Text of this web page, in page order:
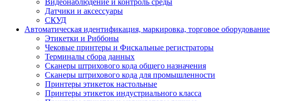
Видеонаблюдение и контроль среды
Датчики и аксессуары
СКУД
Автоматическая идентификация, маркировка, торговое оборудование
Этикетки и Риббоны
Чековые принтеры и Фискальные регистраторы
Терминалы сбора данных
Сканеры штрихового кода общего назначения
Сканеры штрихового кода для промышленности
Принтеры этикеток настольные
Принтеры этикеток индустриального класса